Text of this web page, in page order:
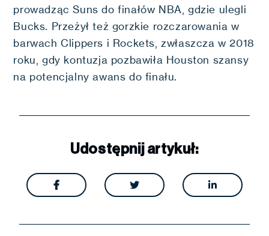
prowadząc Suns do finałów NBA, gdzie ulegli
Bucks. Przeżył też gorzkie rozczarowania w
barwach Clippers i Rockets, zwłaszcza w 2018
roku, gdy kontuzja pozbawiła Houston szansy
na potencjalny awans do finału.
Udostępnij artykuł:
  